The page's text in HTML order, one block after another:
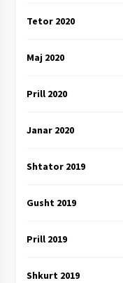
Tetor 2020
Maj 2020
Prill 2020
Janar 2020
Shtator 2019
Gusht 2019
Prill 2019
Shkurt 2019